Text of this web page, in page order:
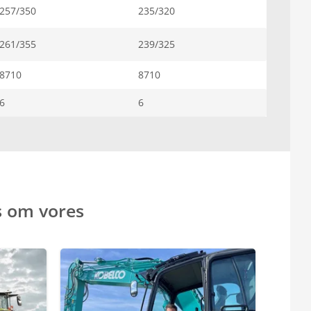
257/350 235/320
261/355 239/325
8710 8710
6 6
om vores